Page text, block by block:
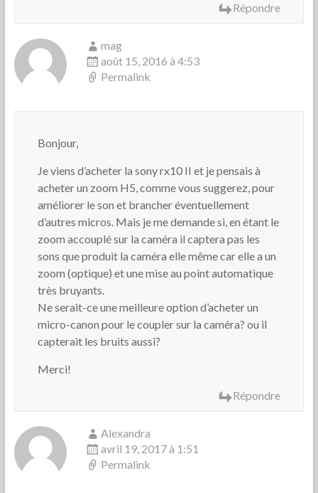
Répondre
mag
août 15, 2016 à 4:53
Permalink
Bonjour,
Je viens d’acheter la sony rx10 II et je pensais à
acheter un zoom H5, comme vous suggerez, pour
améliorer le son et brancher éventuellement
d’autres micros. Mais je me demande si, en étant le
zoom accouplé sur la caméra il captera pas les
sons que produit la caméra elle même car elle a un
zoom (optique) et une mise au point automatique
très bruyants.
Ne serait-ce une meilleure option d’acheter un
micro-canon pour le coupler sur la caméra? ou il
capterait les bruits aussi?
Merci!
Répondre
Alexandra
avril 19, 2017 à 1:51
Permalink